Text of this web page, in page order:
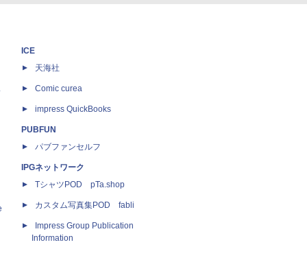
ICE
天海社
Comic curea
impress QuickBooks
PUBFUN
パブファンセルフ
IPGネットワーク
TシャツPOD pTa.shop
カスタム写真集POD fabli
Impress Group Publication
Information